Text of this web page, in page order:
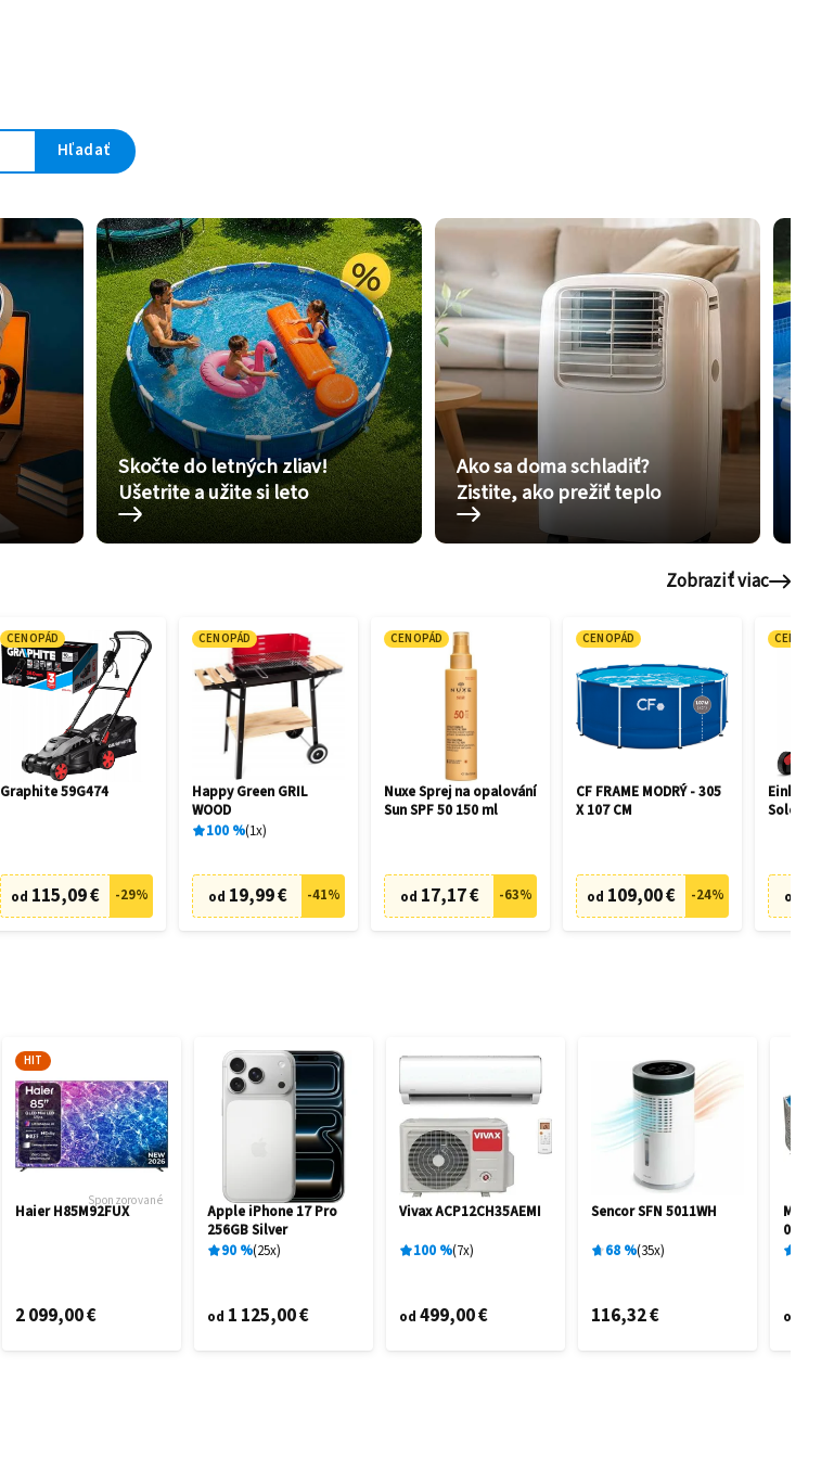
Hľadať
Skočte do letných zliav!
Ušetrite a užite si leto
Ako sa doma schladiť?
Zistite, ako prežiť teplo
Zobraziť viac
CENOPÁD
Graphite 59G474
od 115,09 € -29%
CENOPÁD
Happy Green GRIL
WOOD
100 % 1x
od 19,99 € -41%
CENOPÁD
Nuxe Sprej na opalování
Sun SPF 50 150 ml
od 17,17 € -63%
CENOPÁD
CF FRAME MODRÝ - 305
X 107 CM
od 109,00 € -24%
CENOPÁD
Einhell
Solo
od
HIT
Sponzorované
Haier H85M92FUX
2 099,00 €
Apple iPhone 17 Pro
256GB Silver
90 % 25x
od 1 125,00 €
Vivax ACP12CH35AEMI
100 % 7x
od 499,00 €
Sencor SFN 5011WH
68 % 35x
116,32 €
0,91 M
od